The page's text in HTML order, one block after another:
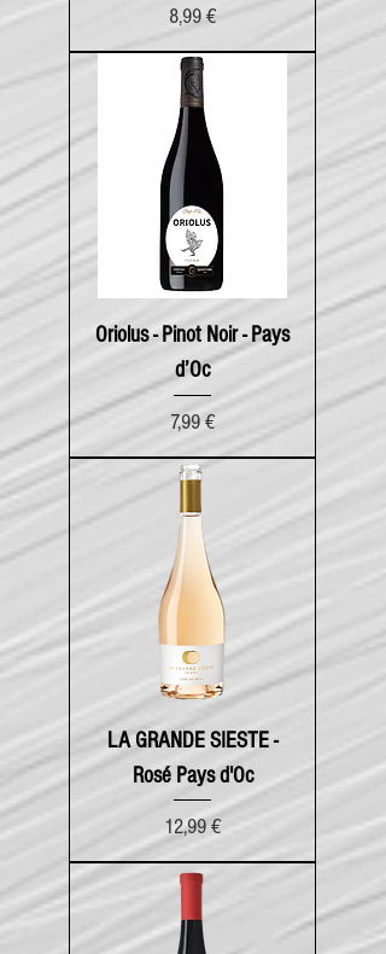
Prix
8,99 €
Oriolus - Pinot Noir - Pays
d’Oc
Prix
7,99 €
LA GRANDE SIESTE -
Rosé Pays d'Oc
Prix
12,99 €